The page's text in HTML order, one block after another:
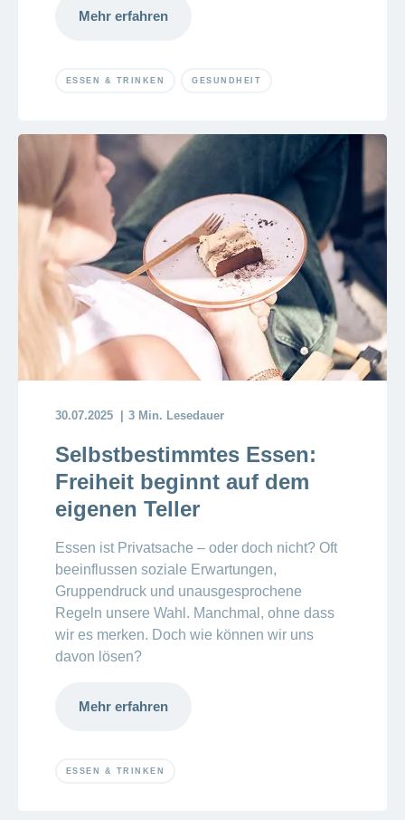
Mehr erfahren
ESSEN & TRINKEN GESUNDHEIT
30.07.2025 3 Min. Lesedauer
Selbstbestimmtes Essen:
Freiheit beginnt auf dem
eigenen Teller
Essen ist Privatsache – oder doch nicht? Oft
beeinflussen soziale Erwartungen,
Gruppendruck und unausgesprochene
Regeln unsere Wahl. Manchmal, ohne dass
wir es merken. Doch wie können wir uns
davon lösen?
Mehr erfahren
ESSEN & TRINKEN